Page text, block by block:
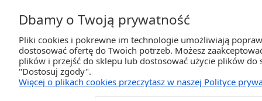
Dbamy o Twoją prywatność
Pliki cookies i pokrewne im technologie umożliwiają
dostosować ofertę do Twoich potrzeb. Możesz
plików i przejść do sklepu lub dostosować użycie plików
"Dostosuj zgody".
Więcej o plikach cookies przeczytasz w naszej Polityce